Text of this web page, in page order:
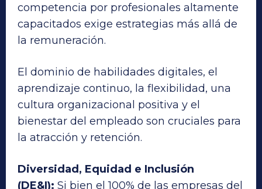
competencia por profesionales altamente
capacitados exige estrategias más allá de
la remuneración.
El dominio de habilidades digitales, el
aprendizaje continuo, la flexibilidad, una
cultura organizacional positiva y el
bienestar del empleado son cruciales para
la atracción y retención.
Diversidad, Equidad e Inclusión
(DE&I): Si bien el 100% de las empresas del